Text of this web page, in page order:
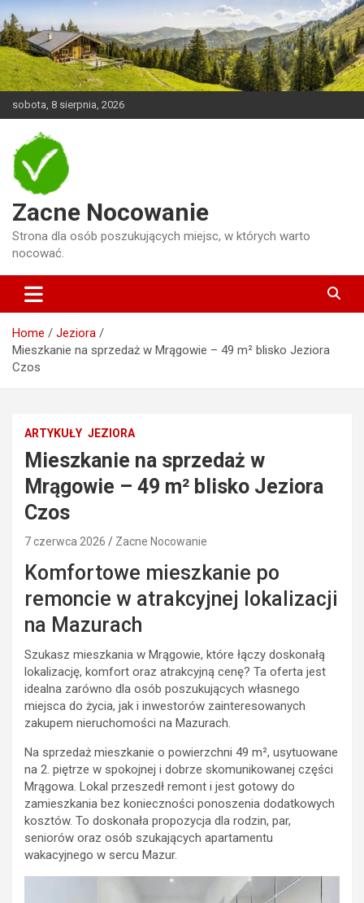
Skip
to
content
sobota, 8 sierpnia, 2026
Zacne Nocowanie
Strona dla osób poszukujących miejsc, w których warto
nocować.
Home
Jeziora
Mieszkanie na sprzedaż w Mrągowie – 49 m² blisko Jeziora
Czos
ARTYKUŁY JEZIORA
Mieszkanie na sprzedaż w
Mrągowie – 49 m² blisko Jeziora
Czos
7 czerwca 2026 Zacne Nocowanie
Komfortowe mieszkanie po
remoncie w atrakcyjnej lokalizacji
na Mazurach
Szukasz mieszkania w Mrągowie, które łączy doskonałą
lokalizację, komfort oraz atrakcyjną cenę? Ta oferta jest
idealna zarówno dla osób poszukujących własnego
miejsca do życia, jak i inwestorów zainteresowanych
zakupem nieruchomości na Mazurach.
Na sprzedaż mieszkanie o powierzchni 49 m², usytuowane
na 2. piętrze w spokojnej i dobrze skomunikowanej części
Mrągowa. Lokal przeszedł remont i jest gotowy do
zamieszkania bez konieczności ponoszenia dodatkowych
kosztów. To doskonała propozycja dla rodzin, par,
seniorów oraz osób szukających apartamentu
wakacyjnego w sercu Mazur.